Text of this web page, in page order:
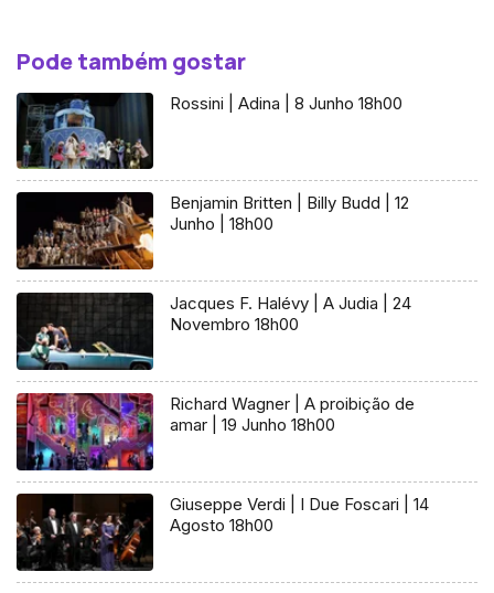
Pode também gostar
Rossini | Adina | 8 Junho 18h00
Benjamin Britten | Billy Budd | 12
Junho | 18h00
Jacques F. Halévy | A Judia | 24
Novembro 18h00
Richard Wagner | A proibição de
amar | 19 Junho 18h00
Giuseppe Verdi | I Due Foscari | 14
Agosto 18h00